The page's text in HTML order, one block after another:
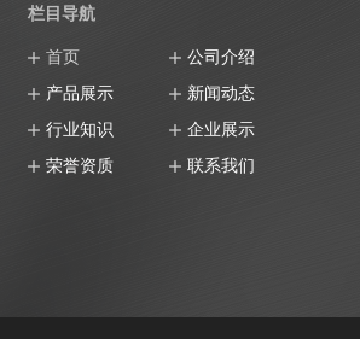
栏目导航
首页
公司介绍
产品展示
新闻动态
行业知识
企业展示
荣誉资质
联系我们